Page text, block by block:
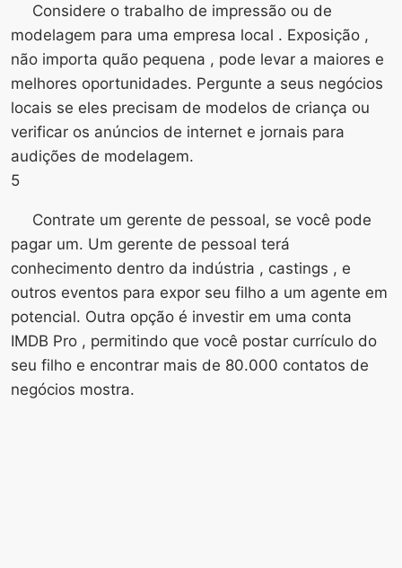
Considere o trabalho de impressão ou de
modelagem para uma empresa local . Exposição ,
não importa quão pequena , pode levar a maiores e
melhores oportunidades. Pergunte a seus negócios
locais se eles precisam de modelos de criança ou
verificar os anúncios de internet e jornais para
audições de modelagem.
5
Contrate um gerente de pessoal, se você pode
pagar um. Um gerente de pessoal terá
conhecimento dentro da indústria , castings , e
outros eventos para expor seu filho a um agente em
potencial. Outra opção é investir em uma conta
IMDB Pro , permitindo que você postar currículo do
seu filho e encontrar mais de 80.000 contatos de
negócios mostra.